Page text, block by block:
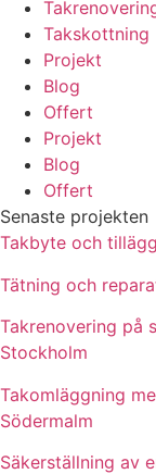
Takskottning
Projekt
Blog
Offert
Projekt
Blog
Offert
Senaste projekten
Takbyte och
Tätning och
Takrenovering på
Stockholm
Takomläggning
Södermalm
Säkerställning av